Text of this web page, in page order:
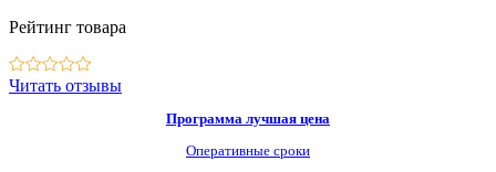
Рейтинг товара
Читать отзывы
Программа лучшая цена
Оперативные сроки